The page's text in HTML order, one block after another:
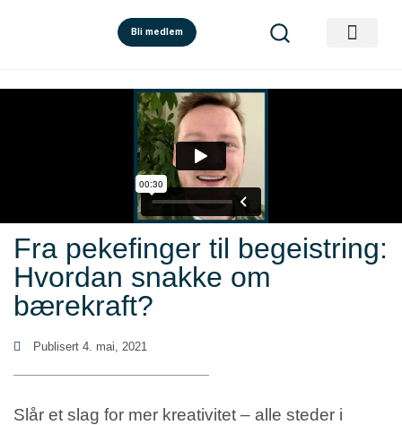
Bli medlem
Fra pekefinger til begeistring:
Hvordan snakke om
bærekraft?
Publisert 4. mai, 2021
Slår et slag for mer kreativitet – alle steder i